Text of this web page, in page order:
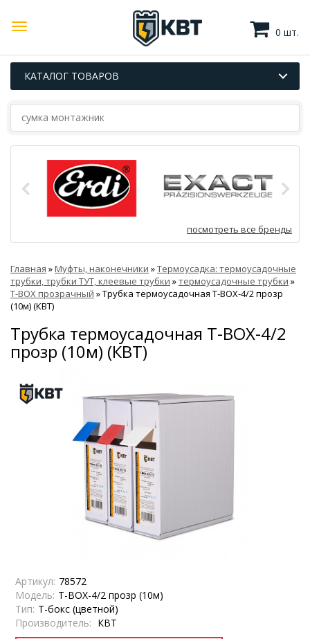
0 шт.
КАТАЛОГ ТОВАРОВ
посмотреть все бренды
Главная »Муфты, наконечники »Термоусадка: термоусадочные
трубки, трубки ТУТ, клеевые трубки »термоусадочные трубки »
T-BOX прозрачный »Трубка термоусадочная T-BOX-4/2 прозр
(10м) (КВТ)
Трубка термоусадочная T-BOX-4/2
прозр (10м) (КВТ)
Артикул: 78572
Модель: T-BOX-4/2 прозр (10м)
Тип: Т-бокс (цветной)
Производитель: КВТ